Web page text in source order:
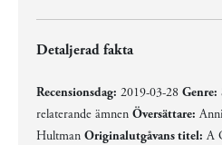
Detaljerad fakta
Recensionsdag: 2019-03-28 Genre:
relaterande ämnen Översättare:
Hultman Originalutgåvans titel: A